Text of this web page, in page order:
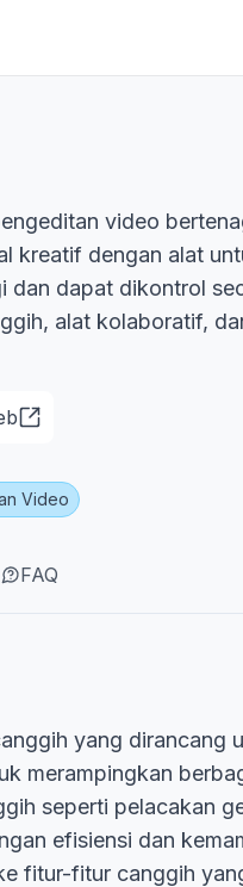
video
kreatif dengan alat
dan dapat dikontrol
alat kolaboratif,
Video
FAQ
yang dirancang
merampingkan
seperti pelacakan
efisiensi dan
fitur-fitur canggih